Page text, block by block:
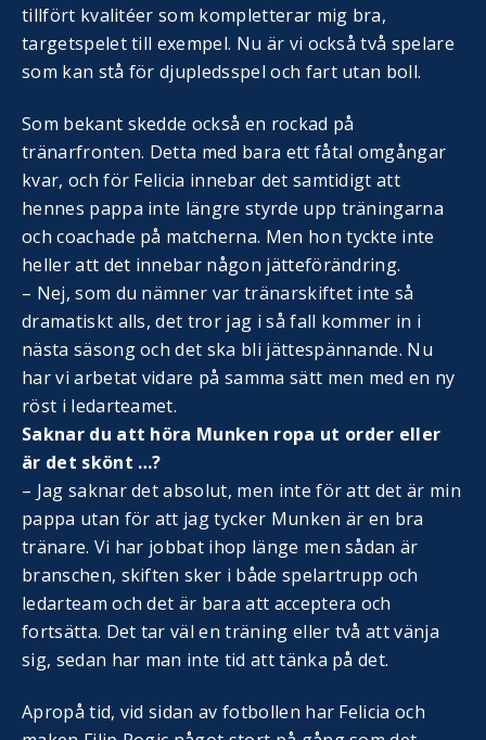
tillfört kvalitéer som kompletterar mig bra,
targetspelet till exempel. Nu är vi också två spelare
som kan stå för djupledsspel och fart utan boll.
Som bekant skedde också en rockad på
tränarfronten. Detta med bara ett fåtal omgångar
kvar, och för Felicia innebar det samtidigt att
hennes pappa inte längre styrde upp träningarna
och coachade på matcherna. Men hon tyckte inte
heller att det innebar någon jätteförändring.
– Nej, som du nämner var tränarskiftet inte så
dramatiskt alls, det tror jag i så fall kommer in i
nästa säsong och det ska bli jättespännande. Nu
har vi arbetat vidare på samma sätt men med en ny
röst i ledarteamet.
Saknar du att höra Munken ropa ut order eller
är det skönt …?
– Jag saknar det absolut, men inte för att det är min
pappa utan för att jag tycker Munken är en bra
tränare. Vi har jobbat ihop länge men sådan är
branschen, skiften sker i både spelartrupp och
ledarteam och det är bara att acceptera och
fortsätta. Det tar väl en träning eller två att vänja
sig, sedan har man inte tid att tänka på det.
Apropå tid, vid sidan av fotbollen har Felicia och